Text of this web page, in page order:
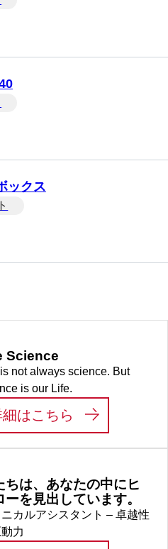
ックス
Science
not always science. But
is our Life.
はこちら LIFE
ちは、あなたの中にヒ
ーを見出しています。
カルアシスタント – 卓越性
力